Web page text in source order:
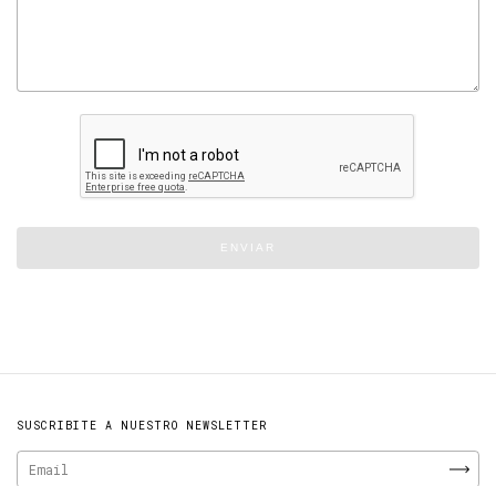
ENVIAR
SUSCRIBITE A NUESTRO NEWSLETTER